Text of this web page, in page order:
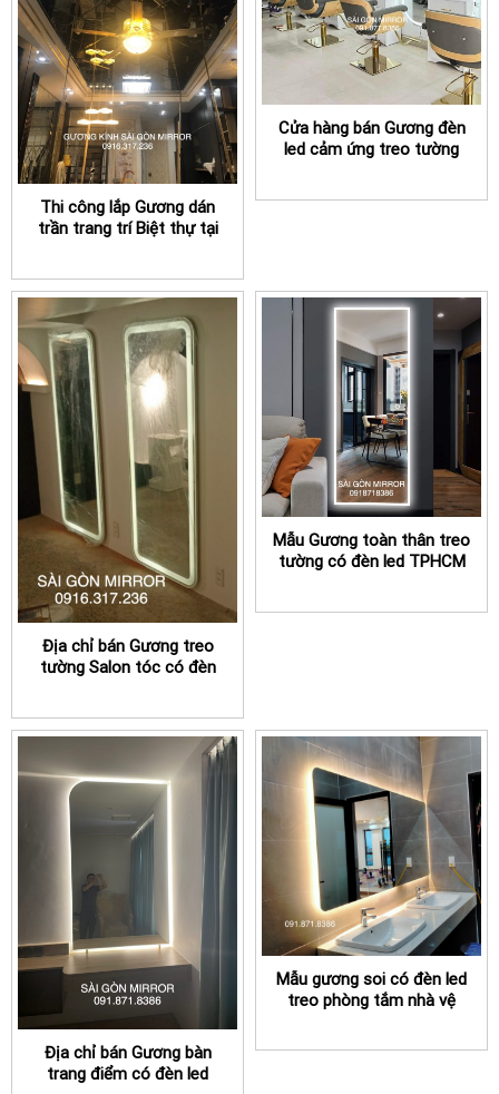
Thi công lắp Gương dán
trần trang trí Biệt thự tại
Cửa hàng bán Gương đèn
led cảm ứng treo tường
Địa chỉ bán Gương treo
tường Salon tóc có đèn
Mẫu Gương toàn thân treo
tường có đèn led TPHCM
Địa chỉ bán Gương bàn
trang điểm có đèn led
Mẫu gương soi có đèn led
treo phòng tắm nhà vệ